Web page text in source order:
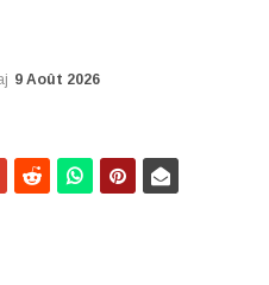
9 Août 2026